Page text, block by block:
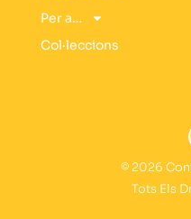
Per a…
Col·leccions
© 2026
Tots Els